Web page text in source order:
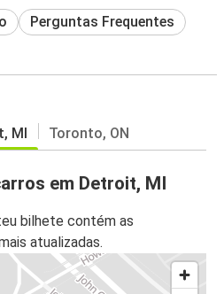
Perguntas Frequentes
MI Toronto, ON
em Detroit, MI
bilhete contém as
atualizadas.